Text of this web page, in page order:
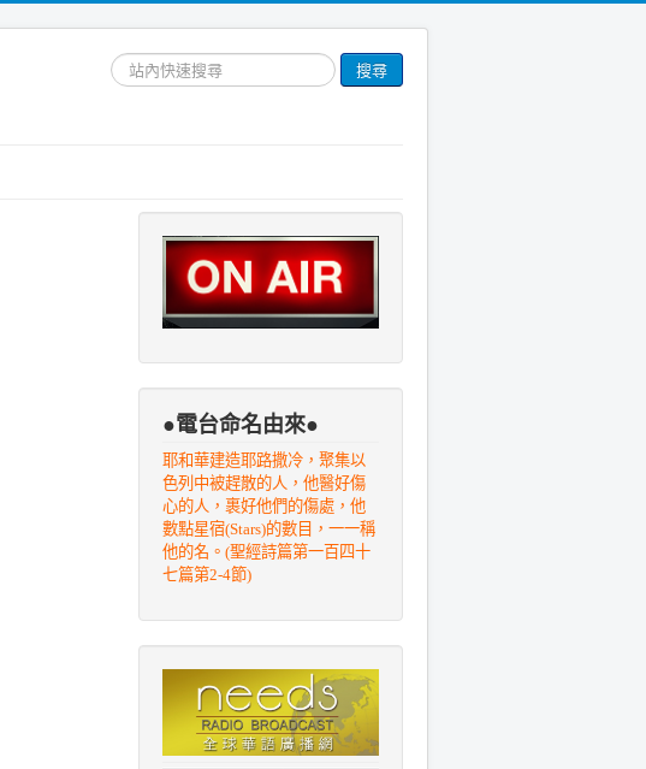
搜
尋
搜尋
●電台命名由來●
耶和華建造耶路撒冷，聚集以
色列中被趕散的人，他醫好傷
心的人，裹好他們的傷處，他
數點星宿(Stars)的數目，一一稱
他的名。(聖經詩篇第一百四十
七篇第2-4節)